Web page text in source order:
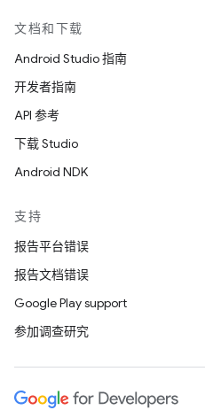
文档和下载
Android Studio 指南
开发者指南
API 参考
下载 Studio
Android NDK
支持
报告平台错误
报告文档错误
Google Play support
参加调查研究